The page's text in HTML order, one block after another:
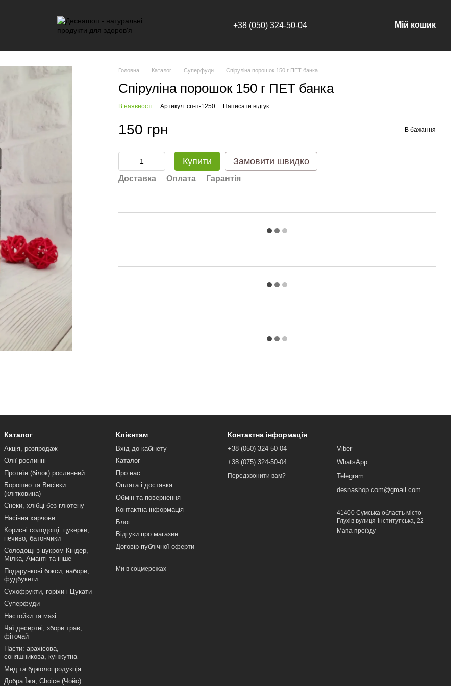
+38 (050) 324-50-04 Мій кошик
Головна Каталог Суперфуди Спіруліна порошок 150 г ПЕТ банка
Спіруліна порошок 150 г ПЕТ банка
В наявності Артикул: сп-п-1250 Написати відгук
150 грн В бажання
Купити Замовити швидко
Доставка Оплата Гарантія
Каталог
Акція, розпродаж
Олії рослинні
Протеїн (білок) рослинний
Борошно та Висівки
(клітковина)
Снеки, хлібці без глютену
Насіння харчове
Корисні солодощі: цукерки,
печиво, батончики
Солодощі з цукром Кіндер,
Мілка, Аманті та інше
Подарункові бокси, набори,
фудбукети
Сухофрукти, горіхи і Цукати
Суперфуди
Настойки та мазі
Чаї десертні, збори трав,
фіточай
Пасти: арахісова,
соняшникова, кунжутна
Мед та бджолопродукція
Добра Їжа, Choice (Чойс)
Клієнтам
Вхід до кабінету
Каталог
Про нас
Оплата і доставка
Обмін та повернення
Контактна інформація
Блог
Відгуки про магазин
Договір публічної оферти
Ми в соцмережах
Контактна інформація
+38 (050) 324-50-04
+38 (075) 324-50-04
Передзвонити вам?
Viber
WhatsApp
Telegram
desnashop.com@gmail.com
41400 Сумська область місто
Глухів вулиця Інститутська, 22
Мапа проїзду